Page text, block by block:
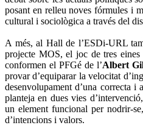
posant en relleu noves fórmules i
cultural i sociològica a través del
A més, al Hall de l’ESDi-URL
projecte MOS, el joc de tres
conformen el PFGé de l’Albert
provar d’equiparar la velocitat
desenvolupament d’una correcta i
planteja en dues vies
un element funcional per nodrir-
d’intencions i valors.